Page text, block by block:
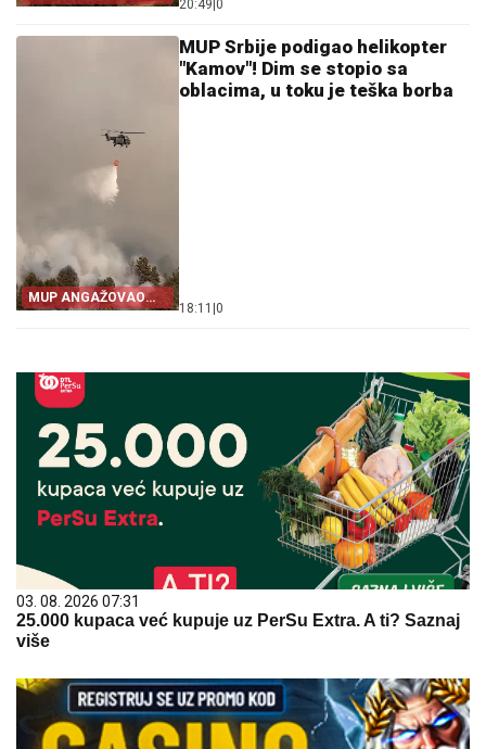
20:49 0
MUP ANGAŽOVAO
KAPACITETE
MUP Srbije podigao helikopter
"Kamov"! Dim se stopio sa
oblacima, u toku je teška borba
18:11 0
03. 08. 2026 07:31
25.000 kupaca već kupuje uz PerSu Extra. A ti? Saznaj
više